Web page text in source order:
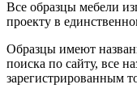
Все образцы мебели
проекту в
Образцы имеют
поиска по сайту, все
зарегистрированным